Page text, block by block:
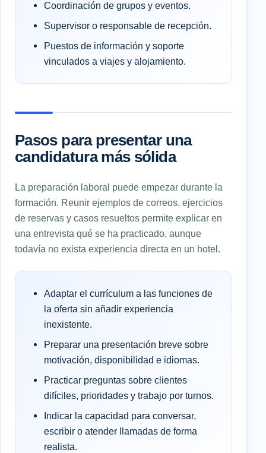
Coordinación de grupos y eventos.
Supervisor o responsable de recepción.
Puestos de información y soporte
vinculados a viajes y alojamiento.
Pasos para presentar una
candidatura más sólida
La preparación laboral puede empezar durante la
formación. Reunir ejemplos de correos, ejercicios
de reservas y casos resueltos permite explicar en
una entrevista qué se ha practicado, aunque
todavía no exista experiencia directa en un hotel.
Adaptar el currículum a las funciones de
la oferta sin añadir experiencia
inexistente.
Preparar una presentación breve sobre
motivación, disponibilidad e idiomas.
Practicar preguntas sobre clientes
difíciles, prioridades y trabajo por turnos.
Indicar la capacidad para conversar,
escribir o atender llamadas de forma
realista.